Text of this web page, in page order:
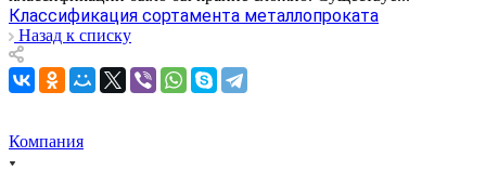
Классификация сортамента металлопроката
Назад к списку
Компания